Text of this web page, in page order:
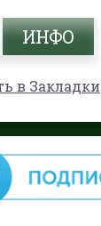
ИНФО
в Закладки